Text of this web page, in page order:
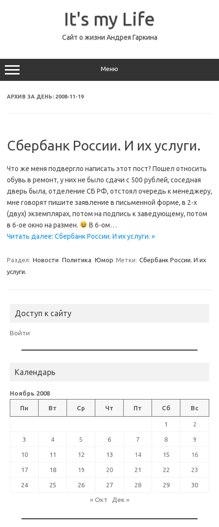
It's my Life
Сайт о жизни Андрея Гаркина
Меню
АРХИВ ЗА ДЕНЬ: 2008-11-19
Сбербанк России. И их услуги.
Что же меня подвергло написать этот пост? Пошел относить
обувь в ремонт, у них не было сдачи с 500 рублей, соседная
дверь была, отделение СБ РФ, отстоял очередь к менеджеру,
мне говорят пишите заявление в письменной форме, в 2-х
(двух) экземплярах, потом на подпись к заведующему, потом
в 6-ое окно на размен.
В 6-ом…
Читать далее: Сбербанк России. И их услуги. »
Раздел: Новости Политика Юмор Метки: Сбербанк России. И их
услуги.
Доступ к сайту
Войти
Календарь
Ноябрь 2008
Пн Вт Ср Чт Пт Сб Вс
1 2
3 4 5 6 7 8 9
10 11 12 13 14 15 16
17 18 19 20 21 22 23
24 25 26 27 28 29 30
« Окт Дек »